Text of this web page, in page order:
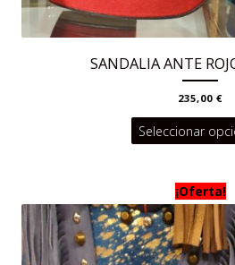
SANDALIA ANTE
235,00 €
Seleccionar
¡Oferta!